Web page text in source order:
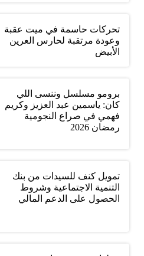
تحركات حاسمة في ميت عقبة
وعودة مرتقبة لحارس العرين
الأبيض
برومو مسلسل وننسى اللي
كان: ياسمين عبد العزيز وكريم
فهمي في صراع النجومية
رمضان 2026
تمويل كنف للسيدات من بنك
التنمية الاجتماعية وشروط
الحصول على الدعم المالي